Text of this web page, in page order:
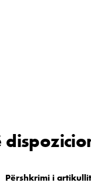
Përshkrimi i artikullit